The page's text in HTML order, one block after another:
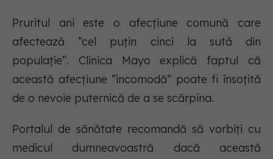
Pruritul ani este o afecțiune comună care
afectează ”cel puțin cinci la sută din
populație”. Clinica Mayo explică faptul că
această afecțiune ”incomodă” poate fi însoțită
de o nevoie puternică de a se scărpina.
Portalul de sănătate recomandă să vorbiți cu
medicul dumneavoastră dacă această